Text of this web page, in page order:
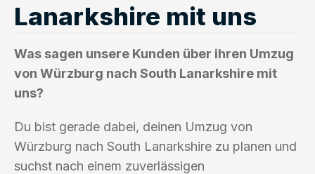
Lanarkshire mit uns
Was sagen unsere Kunden über ihren Umzug
von Würzburg nach South Lanarkshire mit
uns?
Du bist gerade dabei, deinen Umzug von
Würzburg nach South Lanarkshire zu planen und
suchst nach einem zuverlässigen